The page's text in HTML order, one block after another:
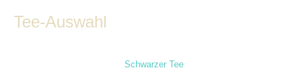
Tee-Auswahl
Schwarzer Tee